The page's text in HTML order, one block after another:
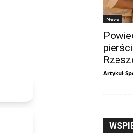
News
Artykuł